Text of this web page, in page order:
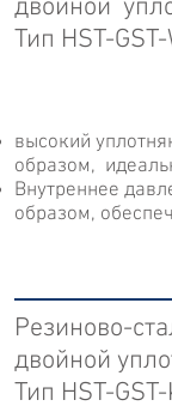
двойной
Тип HST-GST-
высокий
образом,
Внутреннее
образом,
Резиново-
двойной
Тип HST-